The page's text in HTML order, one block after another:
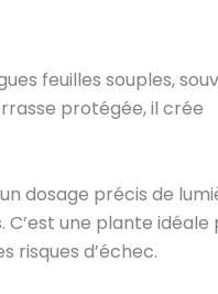
feuilles souples,
protégée, il crée
dosage précis de
une plante idéale
risques d’échec.